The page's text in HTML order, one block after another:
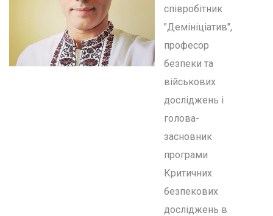
співробітник
"Демініціатив",
професор
безпеки та
військових
досліджень і
голова-
засновник
програми
Критичних
безпекових
досліджень в